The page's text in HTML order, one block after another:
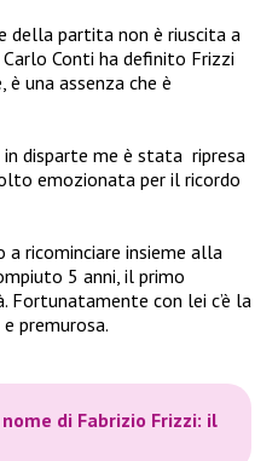
della partita non è riuscita a
Carlo Conti ha definito Frizzi
una assenza che è
disparte me è stata ripresa
emozionata per il ricordo
ricominciare insieme alla
5 anni, il primo
Fortunatamente con lei c’è la
premurosa.
di Fabrizio Frizzi: il